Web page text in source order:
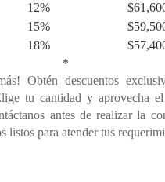
12% $
15% $
18% $
*
Obtén descuentos
tu cantidad y aprovecha
antes de realizar la
listos para atender tus